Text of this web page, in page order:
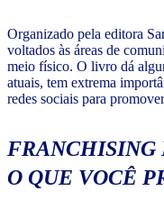
Organizado pela editora
voltados às áreas de
meio físico. O livro dá
atuais, tem extrema
redes sociais para
FRANCHISING
O QUE VOCÊ